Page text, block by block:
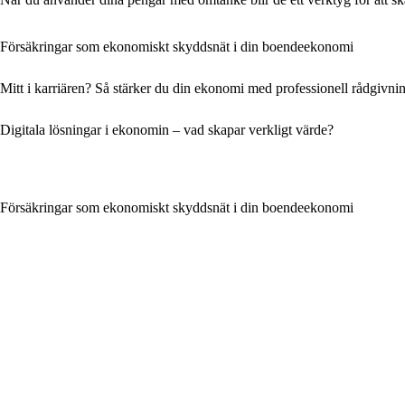
Försäkringar som ekonomiskt skyddsnät i din boendeekonomi
Mitt i karriären? Så stärker du din ekonomi med professionell
Digitala lösningar i ekonomin – vad skapar verkligt värde?
Försäkringar som ekonomiskt skyddsnät i din boendeekonomi